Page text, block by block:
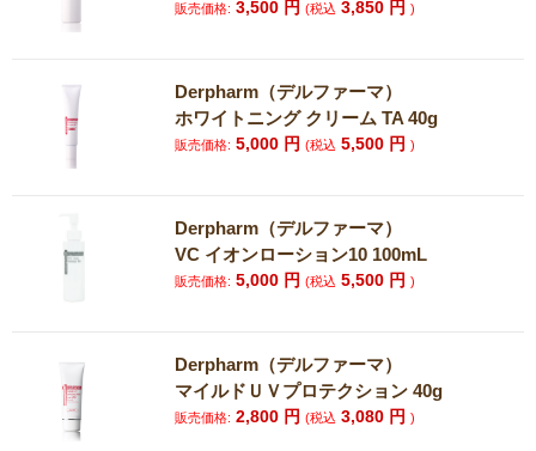
販売価格: 3,500 円(税込 3,850 円)
Derpharm（デルファーマ）
ホワイトニング クリーム TA 40g
販売価格: 5,000 円(税込 5,500 円)
Derpharm（デルファーマ）
VC イオンローション10 100mL
販売価格: 5,000 円(税込 5,500 円)
Derpharm（デルファーマ）
マイルドＵＶプロテクション 40g
販売価格: 2,800 円(税込 3,080 円)